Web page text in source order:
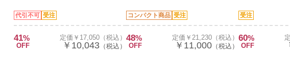
代引不可 受注
41%
OFF
定価￥17,050（税込）
￥10,043（税込）
コンパクト商品 受注
48%
OFF
定価￥21,230（税込）
￥11,000（税込）
受注
60%
OFF